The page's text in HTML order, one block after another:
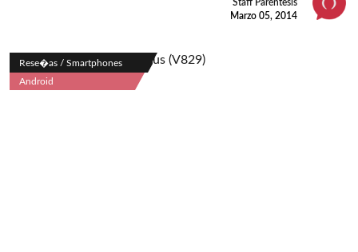
Staff Paréntesis
Marzo 05, 2014
Rese�as / Smartphones
Android